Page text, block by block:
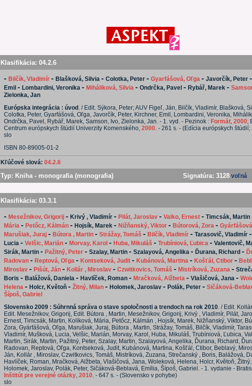
Klasifikácia: 04.2.6
- Bilčík, Vladimír - Blašková, Silvia - Colotka, Peter - Gyarfášová, Oľga - Javorčík, Peter -
Emil - Lombardini, Veronika - Miháliková, Silvia - Ondrčka, Pavel - Rybář, Marek -
Zielonka, Jan
Európska integrácia : úvod . / Edit. Sýkora, Peter; AUV Figeľ, Ján, Bilčík, Vladimír, Blašková,
Colotka, Peter, Gyarfášová, Oľga, Javorčík, Peter, Kirchner, Emil, Lombardini, Veronika,
Ondrčka, Pavel, Rybář, Marek, Samson, Ivo, Zielonka, Jan. - 1. vyd. - Pezinok : Formát, 2000;
Centrum európskych štúdií Univerzity Komenského, 2000. - 261 s. - (Edícia európskych štúdií;
slo
ISBN 80-89005-01-2
Kľúčové slová: 04.2.6
Typ: Kniha - monografia (monografia) Signatúra: 3128 voľná
Klasifikácia: 03.3.1
- Mesežnikov, Grigorij - Krivý , Vladimír - Pilát, Jaroslav - Valko, Ernest - Timcsák, Martin
Mária - Petőcz, Kálmán - Hojsík, Marek - Nižňanský, Viktor - Bútorová, Zora -
Marušiak, Juraj - Bútora , Martin - Strážay, Tomáš - Bilčík, Vladimír - Tarasovič, Vladimír -
Lucia - Velšic, Marián - Morvay, Karol - Huba, Mikuláš - Trubíniová, Ľubica - Valentovič,
Sirák, Martin - Pažitný, Peter - Szalay, Martin - Szalayová, Angelika - Ďurana, Richard -
Radovan - Reptová, Oľga - Kontseková, Judit - Kubánová, Martina - Košťál, Ctibor -
Miroslav - Pišút, Ján - Kollár , Miroslav - Czwitkovics, Tomáš - Mistríková, Zuzana -
Boris - Balážová, Daniela - Havlíček, Roman - Mračková, Alžbeta - Vlašičová, Jana -
Helena - Holcr, Květoň - Žitný, Milan - Holomek, Jaroslav - Polák, Peter - Sičáková-
Šípoš, Gabriel
Slovensko 2009 : Súhrnná správa o stave spoločnosti a trendoch na rok 2010. / Edit.
Edit. Mesežnikov, Grigorij, Edit. Bútora , Martin, Mesežnikov, Grigorij, Krivý , Vladimír, Pilát,
Ernest, Timcsák, Martin, Kolíková, Mária, Petőcz, Kálmán , Hojsík, Marek, Nižňanský, Viktor,
Zora, Gyárfášová, Oľga, Marušiak, Juraj, Bútora , Martin, Strážay, Tomáš, Bilčík, Vladimír,
Vladimír, Mušková, Lucia, Velšic, Marián, Morvay, Karol, Huba, Mikuláš, Trubíniová, Ľubica,
Martin, Sirák, Martin, Pažitný, Peter, Szalay, Martin, Szalayová, Angelika, Ďurana, Richard,
Radovan, Reptová, Oľga, Kontseková, Judit, Kubánová, Martina, Košťál, Ctibor, Beblavý,
Ján, Kollár , Miroslav, Czwitkovics, Tomáš, Mistríková, Zuzana, Strečanský , Boris, Balážová,
Havlíček, Roman, Mračková, Alžbeta, Vlašičová, Jana, Woleková, Helena, Holcr, Květoň,
Holomek, Jaroslav, Polák, Peter, Sičáková-Beblavá, Emília, Šípoš, Gabriel. - 1. vydanie -
Inštitút pre verejné otázky, 2010. - 647 s. - (Slovensko v pohybe)
slo